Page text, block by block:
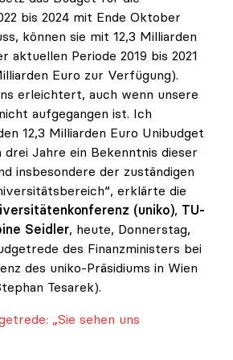
bis 2024 mit Ende Oktober
können sie mit 12,3 Milliarden
aktuellen Periode 2019 bis 2021
Euro zur Verfügung).
erleichtert, auch wenn unsere
aufgegangen ist. Ich
12,3 Milliarden Euro Unibudget
Jahre ein Bekenntnis dieser
insbesondere der zuständigen
erklärte die
(uniko), TU-
Seidler, heute, Donnerstag,
des Finanzministers bei
des uniko-Präsidiums in Wien
Tesarek).
„Sie sehen uns erleichtert“
„Sie sehen uns